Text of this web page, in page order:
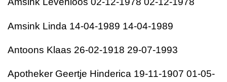
Amsink Linda 14-04-1989 14-04-1989
Antoons Klaas 26-02-1918 29-07-1993
Apotheker Geertje Hinderica 19-11-1907 01-05-